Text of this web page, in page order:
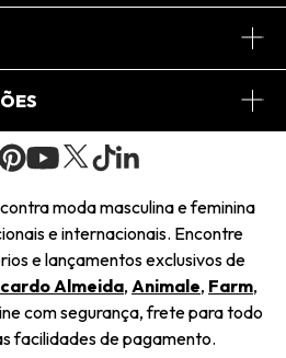
moda masculina e feminina
e internacionais. Encontre
e lançamentos exclusivos de
Almeida, Animale, Farm,
com segurança, frete para todo
facilidades de pagamento.